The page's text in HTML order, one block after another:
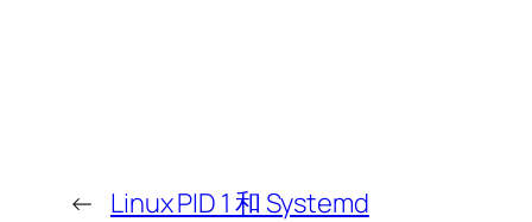
← Linux PID 1 和 Systemd